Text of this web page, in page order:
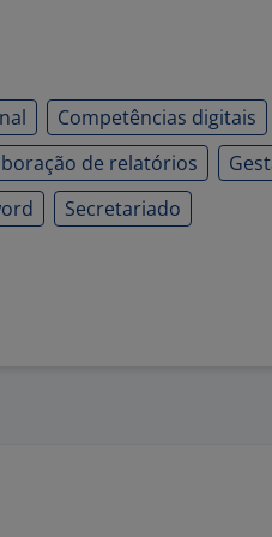
Competências digitais
de relatórios
Secretariado